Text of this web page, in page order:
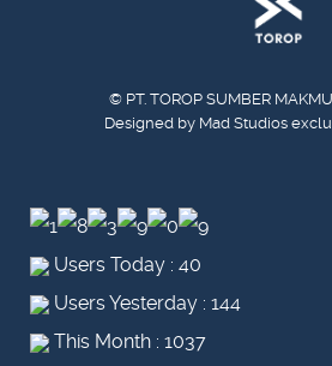
© PT. TOROP SUMBER
Designed by Mad Studios
Users Today : 40
Users Yesterday : 144
This Month : 1037